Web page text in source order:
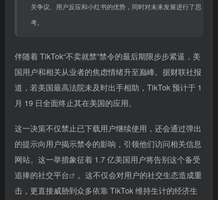
关争议、用户反应和小红书的优势，同时对未来发展进行了思
考。
伴随着 TikTok“不卖就禁”禁令的最后期限步步紧逼，美
国用户和相关从业者的焦虑情绪升至巅峰。据财联社报
道，若美国最高法院未及时出手相助，TikTok 预计于 1
月 19 日全面终止其在美国的应用。
这一决策不仅禁止已下载用户继续使用，还会通过弹出
的提示向用户揭示禁令的影响，引领他们访问相关信息
网站。这一举措象征着 1.7 亿美国用户将告别这个备受
追捧的社交平台
。这不仅会对用户的社交生态造成重
击，更直接威胁到众多依靠 TikTok 维持生计的经济生